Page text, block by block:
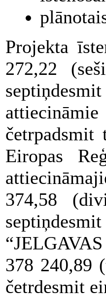
Projekta
272,22
Eiropas
374,58
378 240,89
četrdesmit